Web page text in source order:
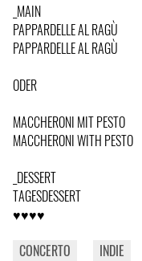
_MAIN
PAPPARDELLE AL RAGÙ
PAPPARDELLE AL RAGÙ
ODER
MACCHERONI MIT PESTO
MACCHERONI WITH PESTO
_DESSERT
TAGESDESSERT
♥♥♥♥
CONCERTO
INDIE